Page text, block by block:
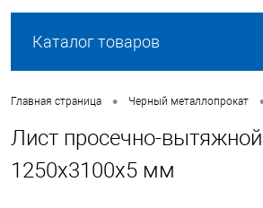
Каталог товаров
Главная страница • Черный металлопрокат
Лист просечно-
1250х3100х5 мм